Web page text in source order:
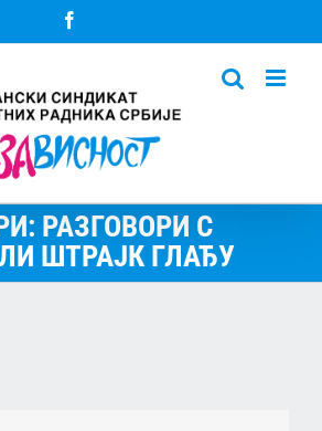
РАЗГОВОРИ С
ШТРАЈК ГЛАЂУ